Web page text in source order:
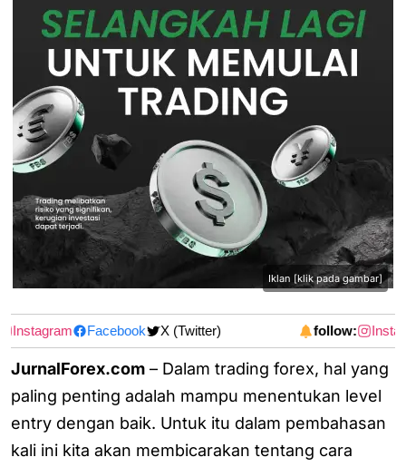
Iklan [klik pada gambar]
Instagram Facebook X (Twitter) follow:
JurnalForex.com – Dalam trading forex, hal yang
paling penting adalah mampu menentukan level
entry dengan baik. Untuk itu dalam pembahasan
kali ini kita akan membicarakan tentang cara